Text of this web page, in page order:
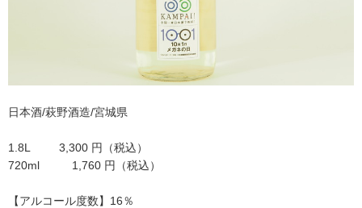
日本酒/萩野酒造/宮城県
1.8L 3,300 円（税込）
720ml 1,760 円（税込）
【アルコール度数】16％